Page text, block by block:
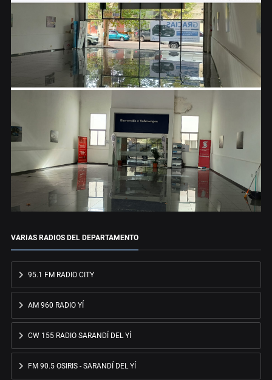
VARIAS RADIOS DEL DEPARTAMENTO
95.1 FM RADIO CITY
AM 960 RADIO YÍ
CW 155 RADIO SARANDÍ DEL YÍ
FM 90.5 OSIRIS - SARANDÍ DEL YÍ